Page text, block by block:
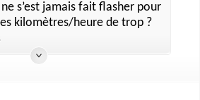
s’est jamais fait flasher pour
kilomètres/heure de trop ?